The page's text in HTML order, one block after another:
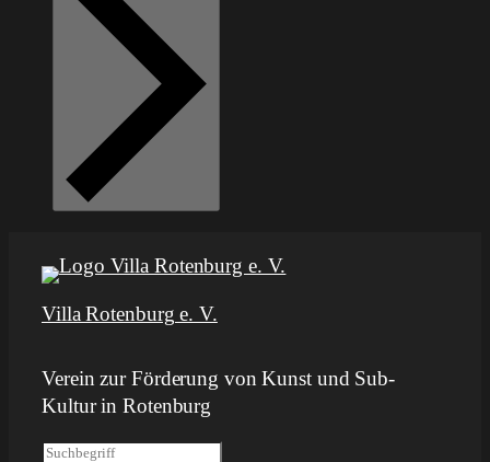
Villa Rotenburg e. V.
Verein zur Förderung von Kunst und Sub-
Kultur in Rotenburg
S